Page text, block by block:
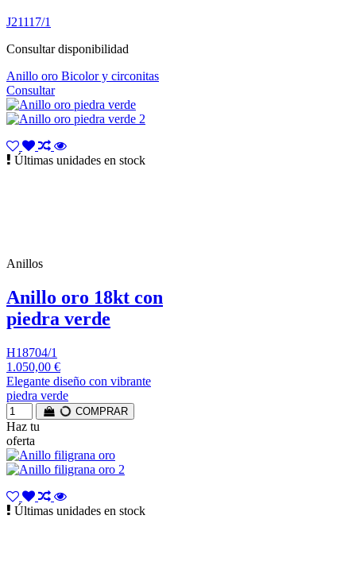
J21117/1
Consultar disponibilidad
Anillo oro Bicolor y circonitas
Consultar
Últimas unidades en stock
Anillos
Anillo oro 18kt con
piedra verde
H18704/1
1.050,00 €
Elegante diseño con vibrante
piedra verde
COMPRAR
Haz tu
oferta
Últimas unidades en stock